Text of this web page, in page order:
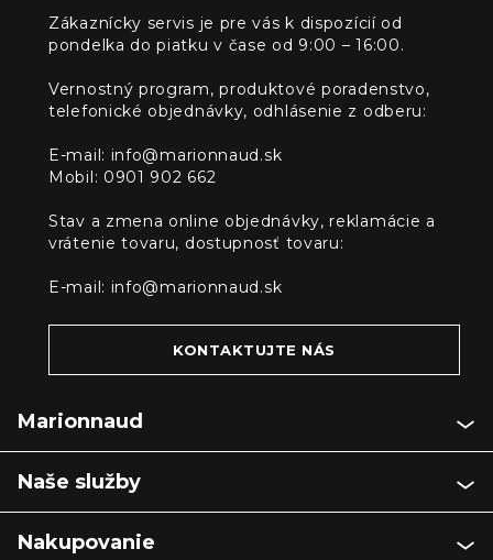
Zákaznícky servis je pre vás k dispozícií od
pondelka do piatku v čase od 9:00 – 16:00.
Vernostný program, produktové poradenstvo,
telefonické objednávky, odhlásenie z odberu:
E-mail: info@marionnaud.sk
Mobil: 0901 902 662
Stav a zmena online objednávky, reklamácie a
vrátenie tovaru, dostupnosť tovaru:
E-mail: info@marionnaud.sk
KONTAKTUJTE NÁS
Marionnaud
Naše služby
Nakupovanie